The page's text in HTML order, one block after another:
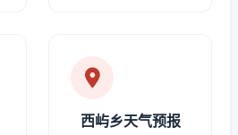
西屿乡天气预报